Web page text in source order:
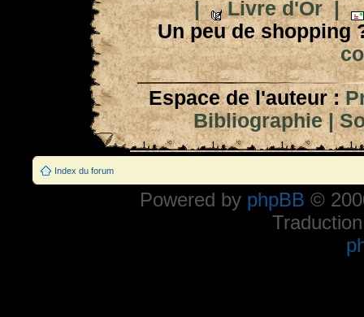
|
Livre d'Or|
Un peu de shopping
Espace de l'auteur :
Bibliographie|
Index du forum
Powered by phpBB ©